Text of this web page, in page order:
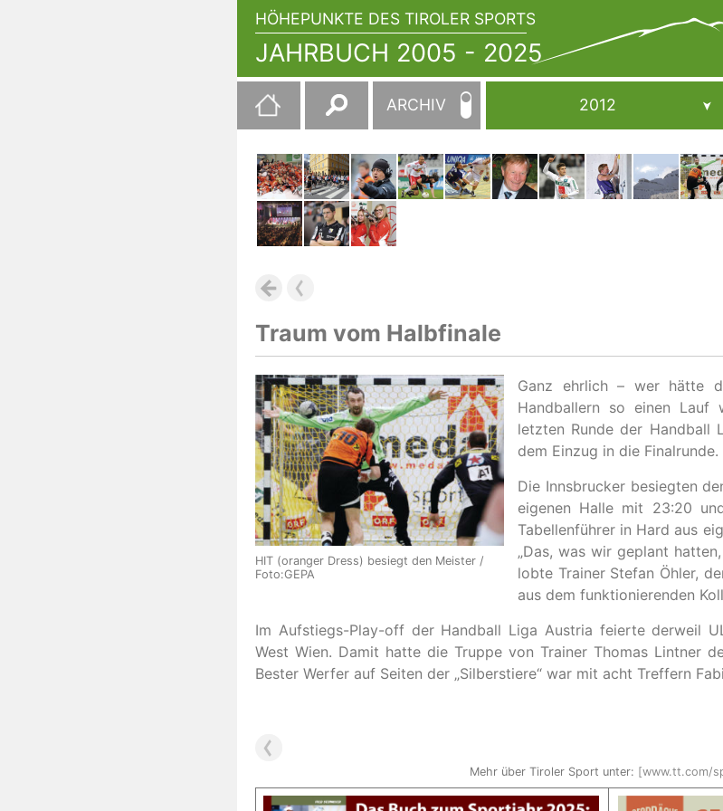
HÖHEPUNKTE DES TIROLER SPORTS
JAHRBUCH 2005 - 2025
JAHRBUCH
2005
2025
Suchen
nach:
ARCHIV 2012
Traum vom Halbfinale
HIT (oranger Dress) besiegt den Meister /
Foto:GEPA
Ganz ehrlich – wer hätte
Handballern so einen Lauf
letzten Runde der Handball
dem Einzug in die Finalrunde.
Die Innsbrucker besiegten
eigenen Halle mit 23:20
Tabellenführer in Hard aus
„Das, was wir geplant
lobte Trainer Stefan Öhler,
aus dem funktionierenden
Im Aufstiegs-Play-off der Handball Liga Austria feierte derweil
West Wien. Damit hatte die Truppe von Trainer Thomas Lintner
Bester Werfer auf Seiten der „Silberstiere“ war mit acht Treffern
Mehr über Tiroler Sport unter: [www.tt.com/